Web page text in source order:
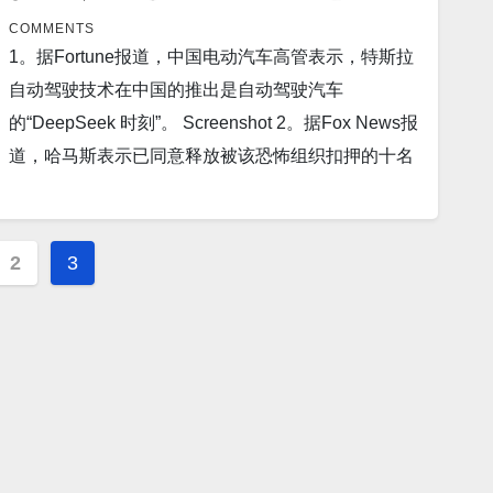
强硬政策而闻名的香港特首，这是一次“正常”的人事
变动。…
尔·福克斯(Neil Fox) 与布里斯托大学和英国原子能管
理局(UKAEA) 的同事正在研究如何将放射性物质重新
用于长效电源。 Screenshot 9。据Fox News报道，
乌克兰与俄罗斯的和平谈判并未带来停火，泽连斯基
警告普京不应得到“奖励”。 Screenshot 10。据
一告诉 Newsmax，俄罗斯总统弗拉基米尔·普京并没
有让俄罗斯人民做好和平的准备，而是准备与乌克兰
进行“长期冲突”。 Screenshot 11。据War History
Screenshot 4。据Interesting Engineering报道，中国
公布计量计划，力争2030年推动芯片和量子领域发
展，在技术领域超越美国。 Screenshot 5。据BBC报
道，乌克兰大胆的无人机袭击向俄罗斯和西方发出了
重要信息。 Screenshot 6。据Latin Times报道，林赛
油”来“为普京的战争机器提供燃料”，将征收500%的
关税。 Screenshot 7。据Earth.com报道，科学家发
现地球主要系统正处于全面崩溃的边缘。 Screenshot
COMMENTS
1。据Fortune报道，中国电动汽车高管表示，特斯拉
自动驾驶技术在中国的推出是自动驾驶汽车
的“DeepSeek 时刻”。 Screenshot 2。据Fox News报
道，哈马斯表示已同意释放被该恐怖组织扣押的十名
3。据The Mirror US报道，一种被描述为“威胁人
类”的真菌正在英国蔓延，英国政府已发出紧急警报。
耳念珠菌（以前称为Candida auris，简称C. auris）
2 3